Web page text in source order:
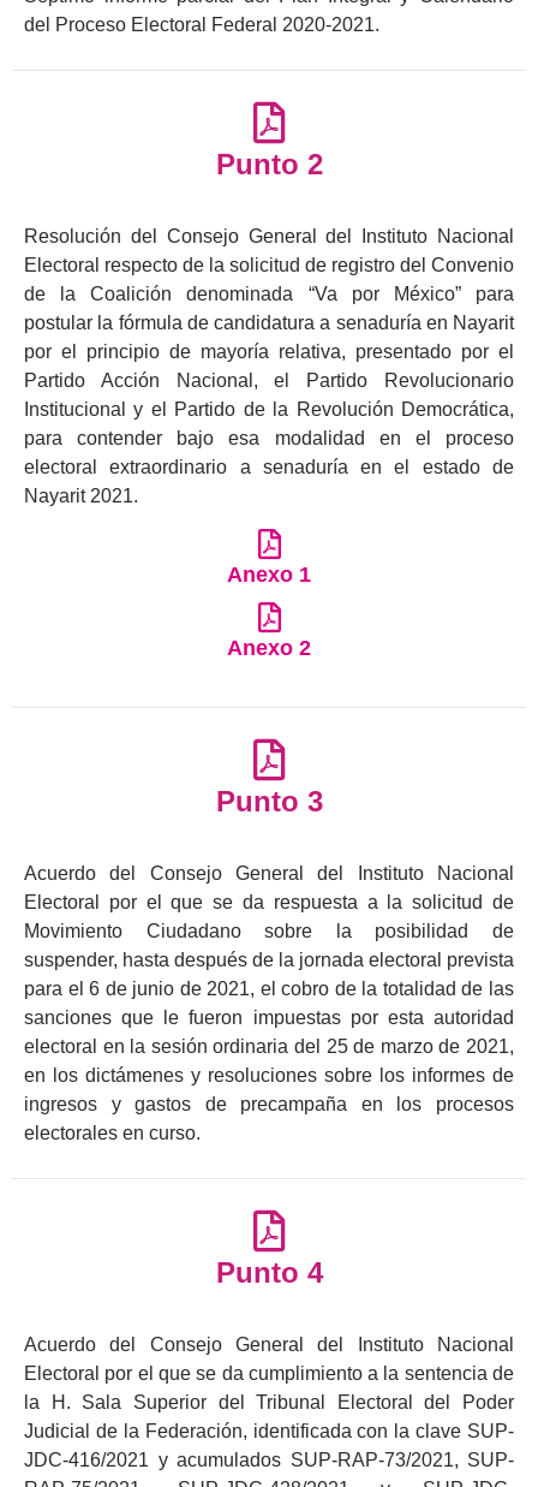
del Proceso Electoral Federal 2020-2021.
Punto 2
Resolución del Consejo General del Instituto Nacional
Electoral respecto de la solicitud de registro del Convenio
de la Coalición denominada “Va por México” para
postular la fórmula de candidatura a senaduría en Nayarit
por el principio de mayoría relativa, presentado por el
Partido Acción Nacional, el Partido Revolucionario
Institucional y el Partido de la Revolución Democrática,
para contender bajo esa modalidad en el proceso
electoral extraordinario a senaduría en el estado de
Nayarit 2021.
Anexo 1
Anexo 2
Punto 3
Acuerdo del Consejo General del Instituto Nacional
Electoral por el que se da respuesta a la solicitud de
Movimiento Ciudadano sobre la posibilidad de
suspender, hasta después de la jornada electoral prevista
para el 6 de junio de 2021, el cobro de la totalidad de las
sanciones que le fueron impuestas por esta autoridad
electoral en la sesión ordinaria del 25 de marzo de 2021,
en los dictámenes y resoluciones sobre los informes de
ingresos y gastos de precampaña en los procesos
electorales en curso.
Punto 4
Acuerdo del Consejo General del Instituto Nacional
Electoral por el que se da cumplimiento a la sentencia de
la H. Sala Superior del Tribunal Electoral del Poder
Judicial de la Federación, identificada con la clave SUP-
JDC-416/2021 y acumulados SUP-RAP-73/2021, SUP-